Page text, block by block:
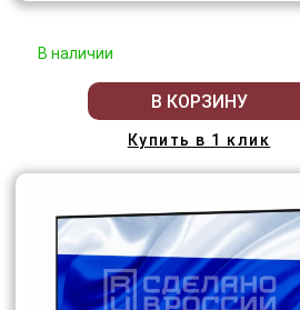
В наличии
В КОРЗИНУ
Купить в 1 клик